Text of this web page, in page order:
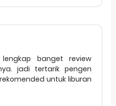
banget review
jadi tertarik pengen
untuk liburan